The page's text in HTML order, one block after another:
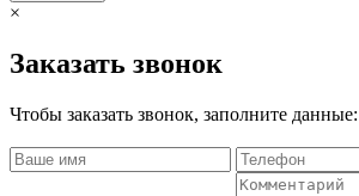
×
Заказать звонок
Чтобы заказать звонок, заполните данные: